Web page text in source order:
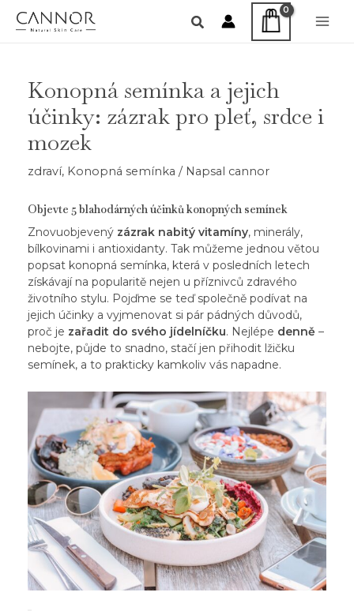
Konopná semínka a jejich
účinky: zázrak pro pleť, srdce i
mozek
zdraví, Konopná semínka / Napsal cannor
Objevte 5 blahodárných účinků konopných semínek
Znovuobjevenýzázrak nabitý vitamíny, minerály,
bílkovinami i antioxidanty. Tak můžeme jednou větou
popsat konopná semínka, která v posledních letech
získávají na popularitě nejen u příznivců zdravého
životního stylu. Pojďme se teď společně podívat na
jejich účinky a vyjmenovat si pár pádných důvodů,
proč je zařadit do svého jídelníčku. Nejlépe denně –
nebojte, půjde to snadno, stačí jen přihodit lžičku
semínek, a to prakticky kamkoliv vás napadne.